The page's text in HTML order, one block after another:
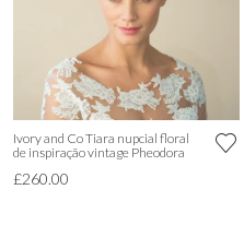
Ivory and Co Tiara nupcial floral
de inspiração vintage Pheodora
£260.00